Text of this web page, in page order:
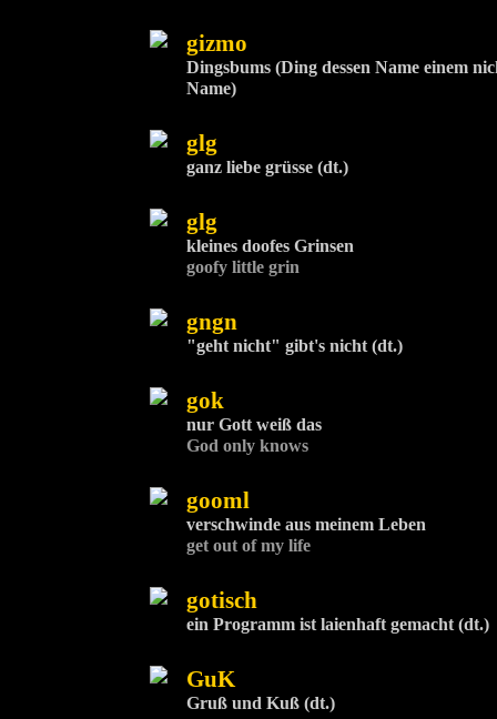
gizmo
Dingsbums (Ding dessen Name einem
Name)
glg
ganz liebe grüsse (dt.)
glg
kleines doofes Grinsen
goofy little grin
gngn
"geht nicht" gibt's nicht (dt.)
gok
nur Gott weiß das
God only knows
gooml
verschwinde aus meinem Leben
get out of my life
gotisch
ein Programm ist laienhaft gemacht (dt.)
GuK
Gruß und Kuß (dt.)